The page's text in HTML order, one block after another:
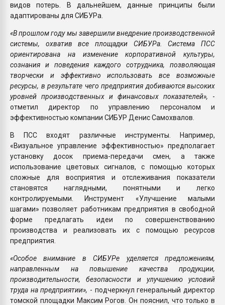
видов потерь. В дальнейшем, данные принципы были
адаптированы для СИБУРа.
«В прошлом году мы завершили внедрение производственной
системы, охватив все площадки СИБУРа. Система ПСС
ориентирована на изменение корпоративной культуры,
сознания и поведения каждого сотрудника, позволяющая
творчески и эффективно использовать все возможные
ресурсы, в результате чего предприятия добиваются высоких
уровней производственных и финансовых показателей», -
отметил директор по управлению персоналом и
эффективностью компании СИБУР Денис Самохвалов.
В ПСС входят различные инструменты. Например,
«Визуальное управление эффективностью» предполагает
установку досок приема-передачи смен, а также
использование цветовых сигналов, с помощью которых
сложные для восприятия и отслеживания показатели
становятся наглядными, понятными и легко
контролируемыми. Инструмент «Улучшение малыми
шагами» позволяет работникам предприятия в свободной
форме предлагать идеи по совершенствованию
производства и реализовать их с помощью ресурсов
предприятия.
«Особое внимание в СИБУРе уделяется предложениям,
направленным на повышение качества продукции,
производительности, безопасности и улучшению условий
труда на предприятии», - подчеркнул генеральный директор
томской площадки Максим Рогов. Он пояснил, что только в